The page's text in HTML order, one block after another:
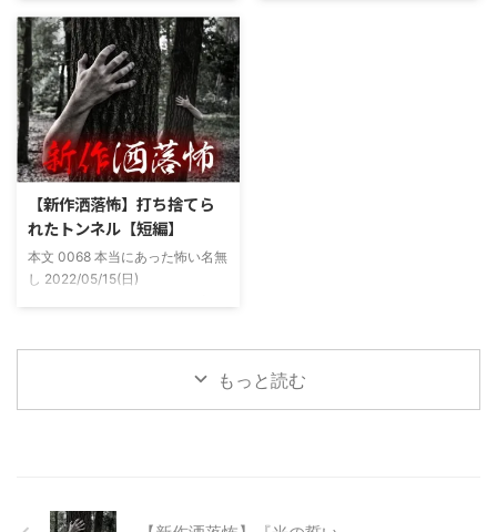
(以後A)は頻繁に「あ、あそこに
いる」だとか誰もおらんとこに挨
拶したりなどなんかわざとらしい
感じがあって当然ながら信じてな
かった。でもいいやつではあった
し頻繁に遊びに行ったりもして
た。 そしてゴールデンウィーク
れた。要約するとこの前霊が見え
た時に必死に念じたら除霊できた
っていう話だった。その時数人で
い ...
【新作洒落怖】打ち捨てら
れたトンネル【短編】
本文 0068 本当にあった怖い名無
し 2022/05/15(日)
る。陸の孤島と呼ばれたその地区
と隣の市を繋ぐ林道として計画さ
継続が不可能となってしまったら
もっと読む